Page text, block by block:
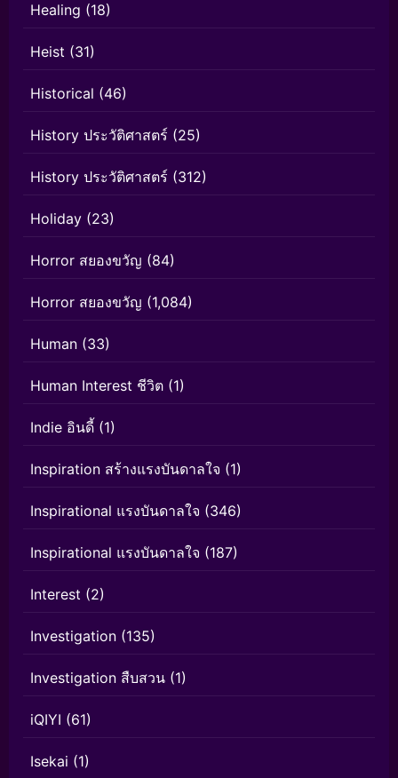
Healing (18)
Heist (31)
Historical (46)
History ประวัติศาสตร์ (25)
History ประวัติศาสตร์ (312)
Holiday (23)
Horror สยองขวัญ (84)
Horror สยองขวัญ (1,084)
Human (33)
Human Interest ชีวิต (1)
Indie อินดี้ (1)
Inspiration สร้างแรงบันดาลใจ (1)
Inspirational แรงบันดาลใจ (346)
Inspirational แรงบันดาลใจ (187)
Interest (2)
Investigation (135)
Investigation สืบสวน (1)
iQIYI (61)
Isekai (1)